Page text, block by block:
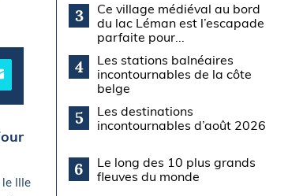
IIIe
3
Ce village médiéval au bord
du lac Léman est l’escapade
parfaite pour...
4
Les stations balnéaires
incontournables de la côte
belge
5
Les destinations
incontournables d’août 2026
6
Le long des 10 plus grands
fleuves du monde